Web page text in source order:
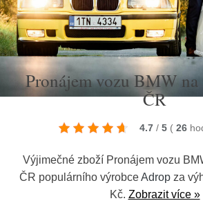
Pronájem vozu BMW na
ČR
4.7 / 5 ( 26
Výjimečné zboží Pronájem vozu
ČR populárního výrobceAdropza
Kč. Zobrazit více »